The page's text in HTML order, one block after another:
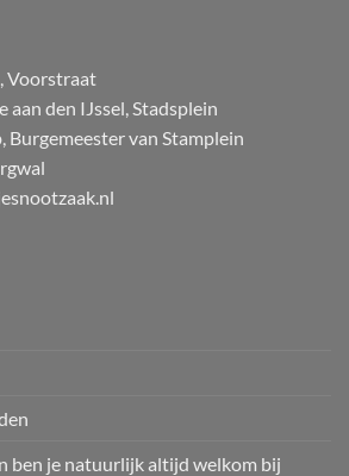
Voorstraat
aan den IJssel, Stadsplein
Burgemeester van Stamplein
ben je natuurlijk altijd welkom bij